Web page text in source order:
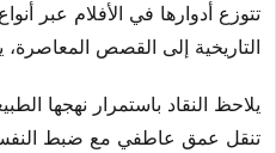
تتوزع أدوارها في الأفلام عبر
التاريخية إلى القصص
يلاحظ النقاد باستمرار نهجها
تنقل عمق عاطفي مع ضبط